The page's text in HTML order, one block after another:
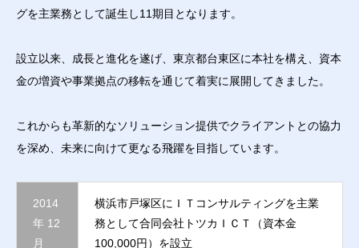
グを主業務として誕生し11期目となります。
設立以来、成長と進化を遂げ、東京都台東区に本社を構え、資本
金の増資や事業拠点の移転を通じて着実に展開してきました。
これからも革新的なソリューション提供でクライアントとの協力
を深め、未来に向けて更なる飛躍を目指しています。
2014
年 12
月​
横浜市戸塚区にＩＴコンサルティングを主業
務として合同会社トツカＩＣＴ（資本金
100,000円）を設立​